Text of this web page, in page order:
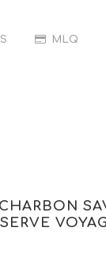
MLQ